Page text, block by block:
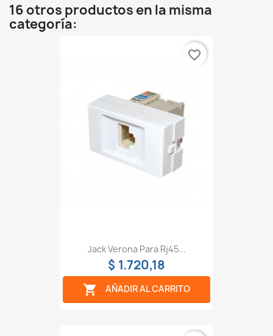
16 otros productos en la misma
categoría:
Jack Verona Para Rj45...
$ 1.720,18
 AÑADIR AL CARRITO
favorite_border